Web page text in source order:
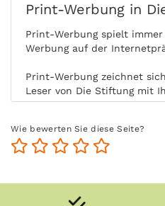
Print-Werbung in
Print-Werbung spielt
Werbung auf der
Print-Werbung zeichnet
Leser von Die Stiftung mit
Nutzung steigert zudem
Wie bewerten Sie diese Seite?